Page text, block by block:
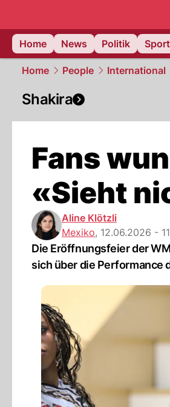
Home
News Politik Sport
Home People International
Shakira
Fans
«Sieht
Aline Klötzli
Mexiko, 12.06.2026 -
Die Eröffnungsfeier der
sich über die Performance